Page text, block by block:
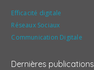
Efficacité digitale
Réseaux Sociaux
Communication Digitale
Dernières publications